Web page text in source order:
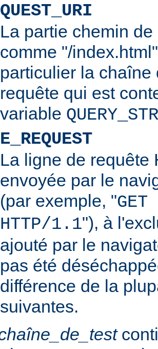
La partie chemin
comme "/
particulier la chaîne
requête qui est
variable
La ligne de requête
envoyée par le
(par exemple, "
HTTP/1.1"), à
ajouté par le
pas été
différence de la
suivantes.